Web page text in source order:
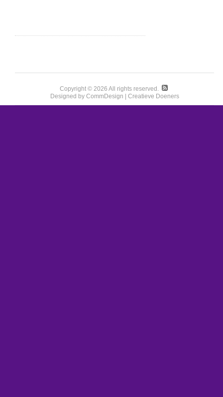
Copyright © 2026 All rights reserved.
Designed by CommDesign | Creatieve Doeners